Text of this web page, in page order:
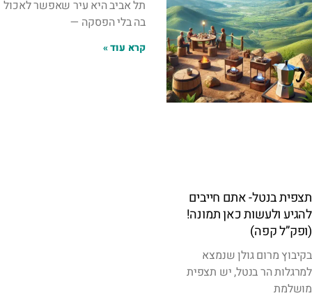
תצפית בנטל- אתם חייבים
להגיע ולעשות כאן תמונה!
(ופק”ל קפה)
בקיבוץ מרום גולן שנמצא
למרגלות הר בנטל, יש תצפית
מושלמת
תל אביב היא עיר שאפשר לאכול
בה בלי הפסקה —
קרא עוד »